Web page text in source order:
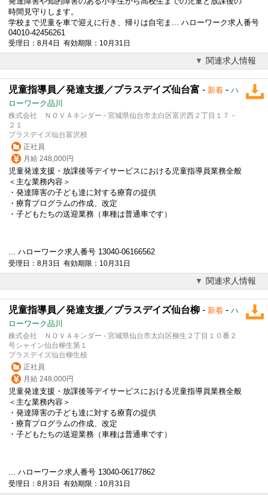
時間見守りします。
学校まで児童を車で迎えに行き、帰りは自宅ま... ハローワーク求人番号
04010-42456261
受理日：8月4日 有効期限：10月31日
関連求人情報
児童指導員／発達支援／プラスデイズ仙台富 - 新着 - ハ
ローワーク品川
株式会社 ＮＯＶＡキンダー - 宮城県仙台市太白区富沢西２丁目１７－
２１
プラスデイズ仙台富沢校
正社員
月給 248,000円
児童発達支援・ 放課後等デイサービス における児童指導員業務全般
＜主な業務内容＞
・発達障害の子ども達に対する療育の提供
・療育プログラムの作成、改定
・子どもたちの送迎業務（車種は普通車です）
... ハローワーク求人番号 13040-06166562
受理日：8月3日 有効期限：10月31日
関連求人情報
児童指導員／発達支援／プラスデイズ仙台柳 - 新着 - ハ
ローワーク品川
株式会社 ＮＯＶＡキンダー - 宮城県仙台市太白区柳生２丁目１０番２
号シャイン仙台柳生第１
プラスデイズ仙台柳生校
正社員
月給 248,000円
児童発達支援・ 放課後等デイサービス における児童指導員業務全般
＜主な業務内容＞
・発達障害の子ども達に対する療育の提供
・療育プログラムの作成、改定
・子どもたちの送迎業務（車種は普通車です）
... ハローワーク求人番号 13040-06177862
受理日：8月3日 有効期限：10月31日